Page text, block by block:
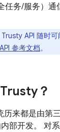
任务/服务）通
Trusty API 随时
API 参考文档。
？
历来都是由第
部开发。 对